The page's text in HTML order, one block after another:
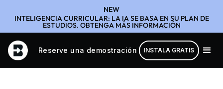
NEW
INTELIGENCIA CURRICULAR: LA IA SE BASA EN SU PLAN DE
ESTUDIOS. OBTENGA MÁS INFORMACIÓN
Reserve una demostración INSTALA GRATIS